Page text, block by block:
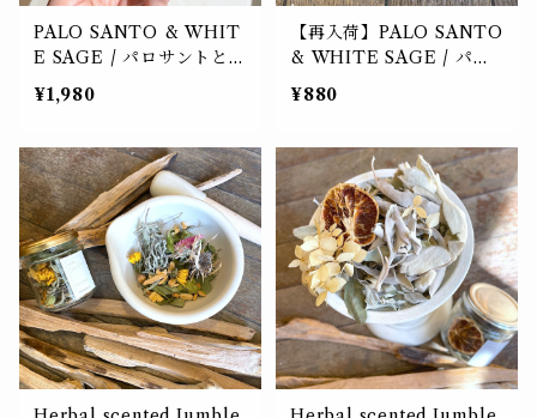
PALO SANTO & WHIT
E SAGE / パロサントとホ
ワイトセージの瓶詰
¥1,980
【再入荷】PALO SANTO
& WHITE SAGE / パロ
サントとホワイトセージ
サシェ P15g ＆ W3g入
¥880